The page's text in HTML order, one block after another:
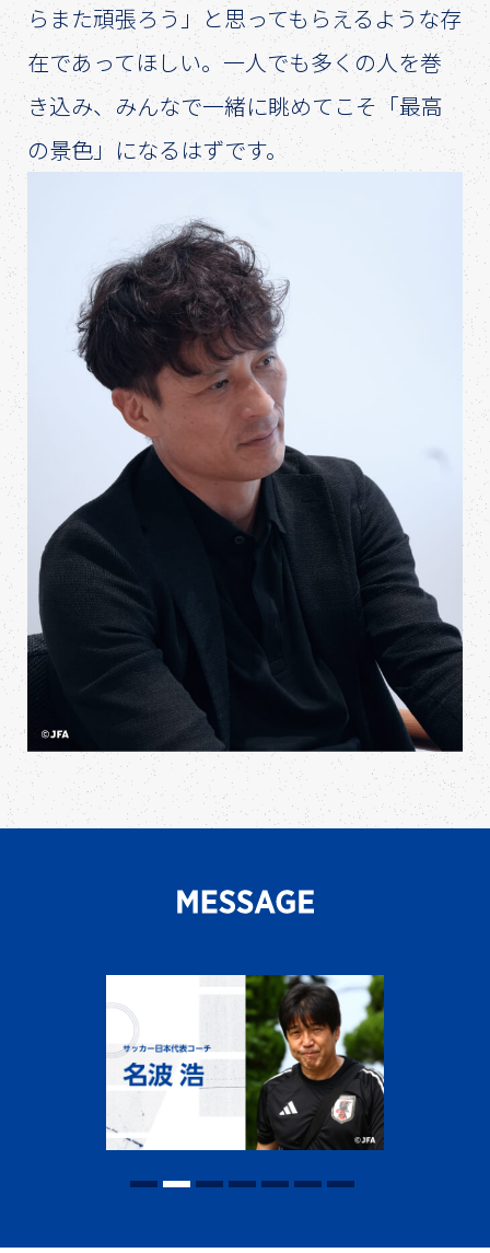
らまた頑張ろう」と思ってもらえるような存
在であってほしい。一人でも多くの人を巻
き込み、みんなで一緒に眺めてこそ「最高
の景色」になるはずです。